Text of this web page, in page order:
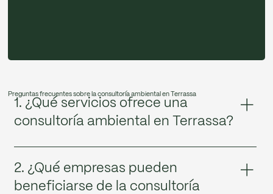
Preguntas frecuentes sobre la consultoría ambiental en Terrassa
1. ¿Qué servicios ofrece una
consultoría ambiental en Terrassa?
impacto ambiental, implantación de sistemas de
gestión, asesoramiento normativo y estrategias de
2. ¿Qué empresas pueden
beneficiarse de la consultoría